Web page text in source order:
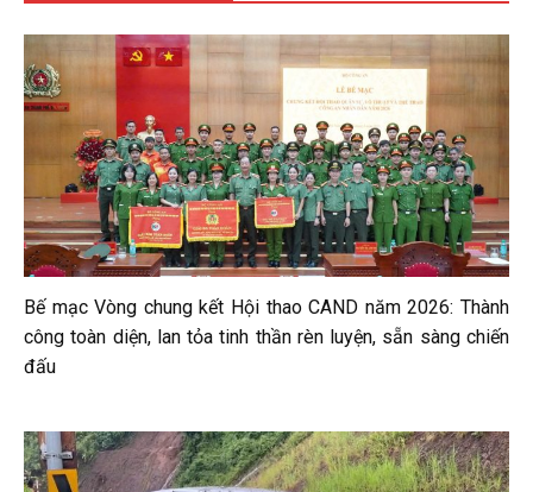
Bế mạc Vòng chung kết Hội thao CAND năm 2026: Thành
công toàn diện, lan tỏa tinh thần rèn luyện, sẵn sàng chiến
đấu